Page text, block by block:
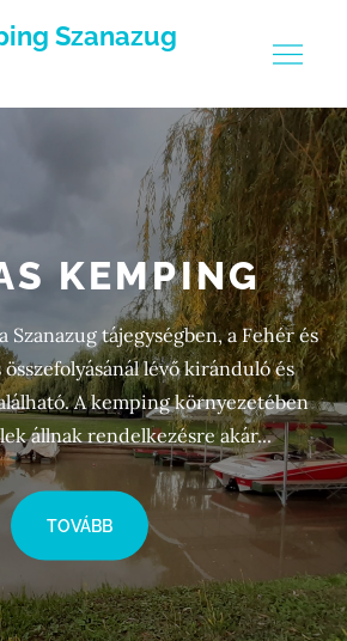
Szanazug
KEMPING
Szanazug tájegységben, a Fehér és
lévő kiránduló és
A kemping környezetében
állnak rendelkezésre akár...
TOVÁBB